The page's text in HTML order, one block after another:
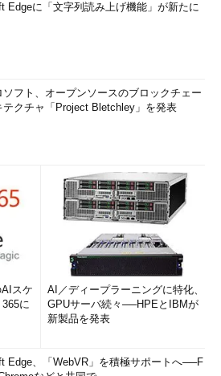
Edgeに「文字列読み上げ機能」が新たに
ソフト、オープンソースのブロックチェー
テクチャ「Project Bletchley」を発表
スケ
に
AI／ディープラーニングに特化、
GPUサーバ続々──HPEとIBMが
新製品を発表
Edge、「WebVR」を積極サポートへ──F